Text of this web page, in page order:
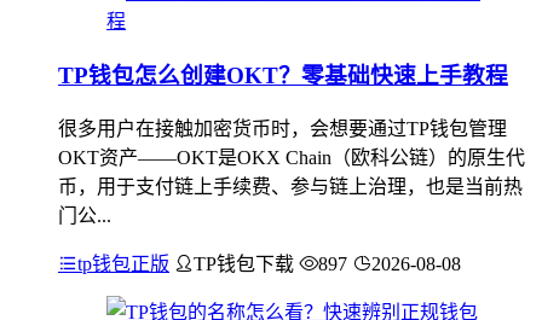
TP钱包怎么创建OKT？零基础快速上手教程
很多用户在接触加密货币时，会想要通过TP钱包管理
OKT资产——OKT是OKX Chain（欧科公链）的原生代
币，用于支付链上手续费、参与链上治理，也是当前热
门公...
tp钱包正版 TP钱包下载 897 2026-08-08